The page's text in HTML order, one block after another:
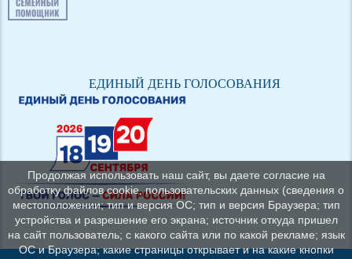
ЕДИНЫЙ ДЕНЬ ГОЛОСОВАНИЯ
Продолжая использовать наш сайт, вы даете согласие на
обработку файлов cookie, пользовательских данных (сведения о
местоположении; тип и версия ОС; тип и версия Браузера; тип
устройства и разрешение его экрана; источник откуда пришел
на сайт пользователь; с какого сайта или по какой рекламе; язык
ОС и Браузера; какие страницы открывает и на какие кнопки